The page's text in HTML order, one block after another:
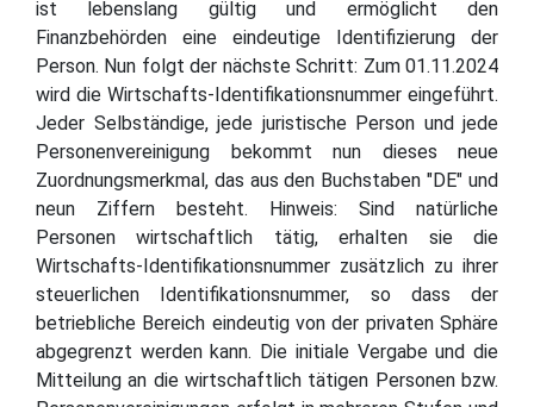
ist lebenslang gültig und ermöglicht den
Finanzbehörden eine eindeutige Identifizierung der
Person. Nun folgt der nächste Schritt: Zum 01.11.2024
wird die Wirtschafts-Identifikationsnummer eingeführt.
Jeder Selbständige, jede juristische Person und jede
Personenvereinigung bekommt nun dieses neue
Zuordnungsmerkmal, das aus den Buchstaben "DE" und
neun Ziffern besteht. Hinweis: Sind natürliche
Personen wirtschaftlich tätig, erhalten sie die
Wirtschafts-Identifikationsnummer zusätzlich zu ihrer
steuerlichen Identifikationsnummer, so dass der
betriebliche Bereich eindeutig von der privaten Sphäre
abgegrenzt werden kann. Die initiale Vergabe und die
Mitteilung an die wirtschaftlich tätigen Personen bzw.